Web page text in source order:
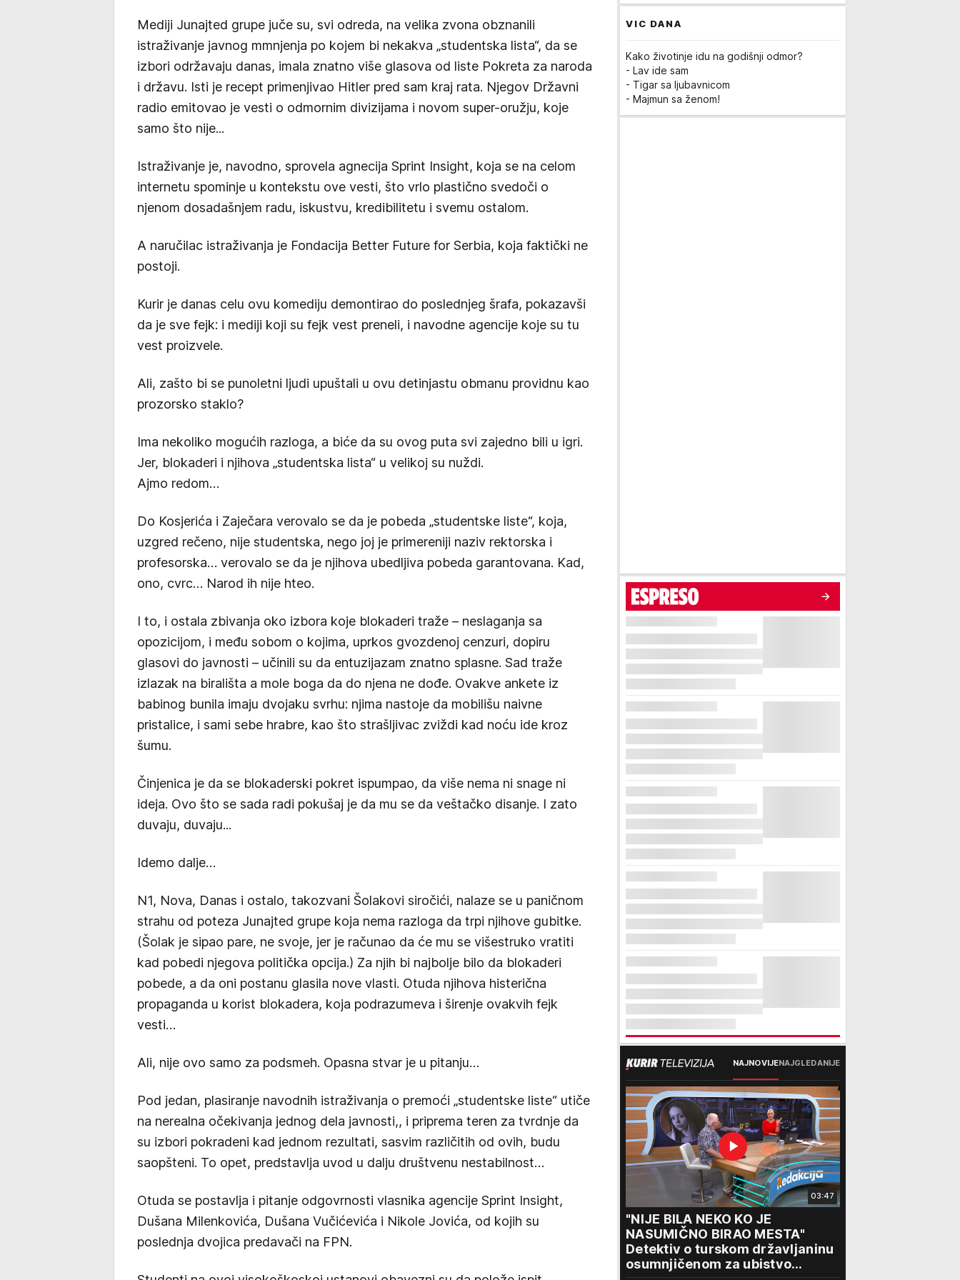
Mediji Junajted grupe juče su, svi odreda, na velika zvona obznanili
istraživanje javnog mmnjenja po kojem bi nekakva „studentska lista“, da se
izbori održavaju danas, imala znatno više glasova od liste Pokreta za naroda
i državu. Isti je recept primenjivao Hitler pred sam kraj rata. Njegov Državni
radio emitovao je vesti o odmornim divizijama i novom super-oružju, koje
samo što nije...
Istraživanje je, navodno, sprovela agnecija Sprint Insight, koja se na celom
internetu spominje u kontekstu ove vesti, što vrlo plastično svedoči o
njenom dosadašnjem radu, iskustvu, kredibilitetu i svemu ostalom.
A naručilac istraživanja je Fondacija Better Future for Serbia, koja faktički ne
postoji.
Kurir je danas celu ovu komediju demontirao do poslednjeg šrafa, pokazavši
da je sve fejk: i mediji koji su fejk vest preneli, i navodne agencije koje su tu
vest proizvele.
Ali, zašto bi se punoletni ljudi upuštali u ovu detinjastu obmanu providnu kao
prozorsko staklo?
Ima nekoliko mogućih razloga, a biće da su ovog puta svi zajedno bili u igri.
Jer, blokaderi i njihova „studentska lista“ u velikoj su nuždi.
Ajmo redom…
Do Kosjerića i Zaječara verovalo se da je pobeda „studentske liste“, koja,
uzgred rečeno, nije studentska, nego joj je primereniji naziv rektorska i
profesorska… verovalo se da je njihova ubedljiva pobeda garantovana. Kad,
ono, cvrc… Narod ih nije hteo.
I to, i ostala zbivanja oko izbora koje blokaderi traže – neslaganja sa
opozicijom, i među sobom o kojima, uprkos gvozdenoj cenzuri, dopiru
glasovi do javnosti – učinili su da entuzijazam znatno splasne. Sad traže
izlazak na birališta a mole boga da do njena ne dođe. Ovakve ankete iz
babinog bunila imaju dvojaku svrhu: njima nastoje da mobilišu naivne
pristalice, i sami sebe hrabre, kao što strašljivac zviždi kad noću ide kroz
šumu.
Činjenica je da se blokaderski pokret ispumpao, da više nema ni snage ni
ideja. Ovo što se sada radi pokušaj je da mu se da veštačko disanje. I zato
duvaju, duvaju...
Idemo dalje…
N1, Nova, Danas i ostalo, takozvani Šolakovi siročići, nalaze se u paničnom
strahu od poteza Junajted grupe koja nema razloga da trpi njihove gubitke.
(Šolak je sipao pare, ne svoje, jer je računao da će mu se višestruko vratiti
kad pobedi njegova politička opcija.) Za njih bi najbolje bilo da blokaderi
pobede, a da oni postanu glasila nove vlasti. Otuda njihova histerična
propaganda u korist blokadera, koja podrazumeva i širenje ovakvih fejk
vesti…
Ali, nije ovo samo za podsmeh. Opasna stvar je u pitanju…
Pod jedan, plasiranje navodnih istraživanja o premoći „studentske liste“ utiče
na nerealna očekivanja jednog dela javnosti,, i priprema teren za tvrdnje da
su izbori pokradeni kad jednom rezultati, sasvim različitih od ovih, budu
saopšteni. To opet, predstavlja uvod u dalju društvenu nestabilnost…
Otuda se postavlja i pitanje odgovrnosti vlasnika agencije Sprint Insight,
Dušana Milenkovića, Dušana Vučićevića i Nikole Jovića, od kojih su
poslednja dvojica predavači na FPN.
VIC DANA
Kako životinje idu na godišnji odmor?
- Lav ide sam
- Tigar sa ljubavnicom
- Majmun sa ženom!
NAJNOVIJENAJGLEDANIJE
03:47
"NIJE BILA NEKO KO JE
NASUMIČNO BIRAO MESTA"
Detektiv o turskom državljaninu
osumnjičenom za ubistvo